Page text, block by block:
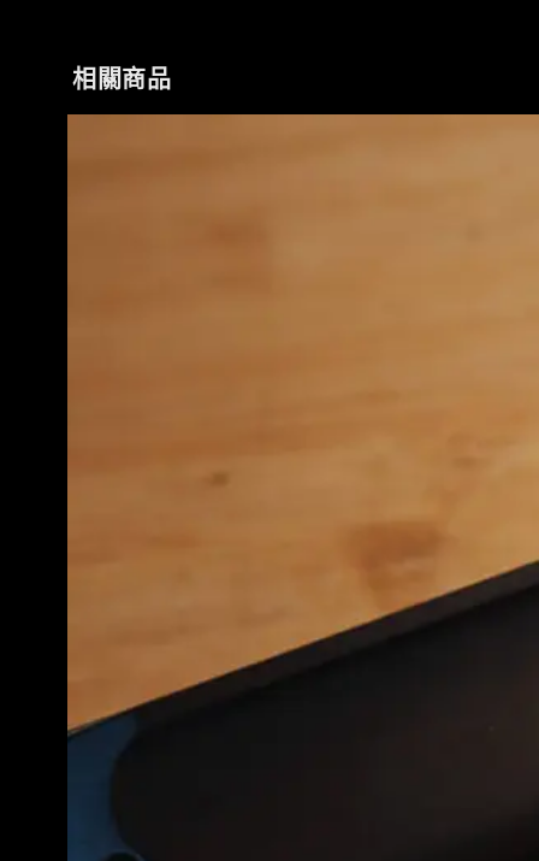
相關商品